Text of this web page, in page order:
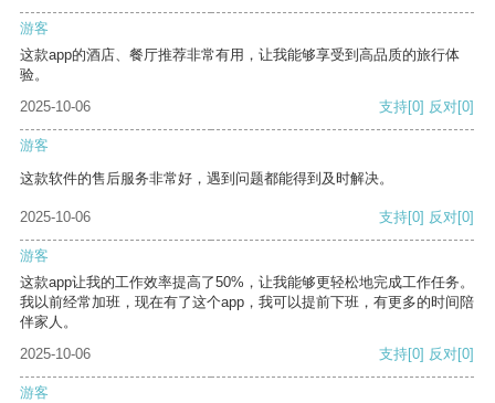
游客
这款app的酒店、餐厅推荐非常有用，让我能够享受到高品质的旅行体
验。
2025-10-06
支持[0] 反对[0]
游客
这款软件的售后服务非常好，遇到问题都能得到及时解决。
2025-10-06 支持[0] 反对[0]
游客
这款app让我的工作效率提高了50%，让我能够更轻松地完成工作任务。
我以前经常加班，现在有了这个app，我可以提前下班，有更多的时间陪
伴家人。
2025-10-06
支持[0] 反对[0]
游客